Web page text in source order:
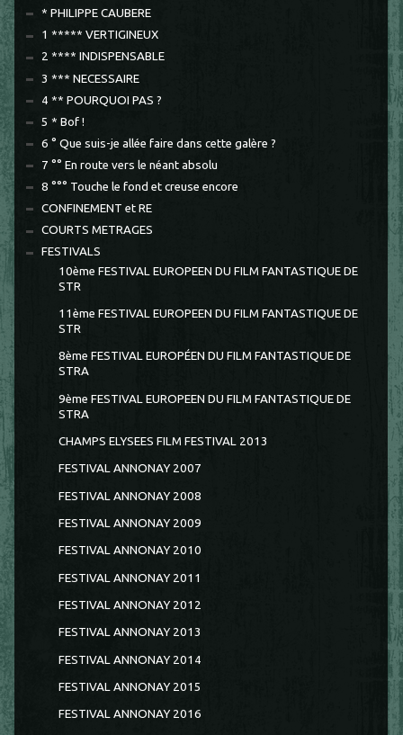
* PHILIPPE CAUBERE
1 ***** VERTIGINEUX
2 **** INDISPENSABLE
3 *** NECESSAIRE
4 ** POURQUOI PAS ?
5 * Bof !
6 ° Que suis-je allée faire dans cette galère ?
7 °° En route vers le néant absolu
8 °°° Touche le fond et creuse encore
CONFINEMENT et RE
COURTS METRAGES
FESTIVALS
10ème FESTIVAL EUROPEEN DU FILM FANTASTIQUE DE
STR
11ème FESTIVAL EUROPEEN DU FILM FANTASTIQUE DE
STR
8ème FESTIVAL EUROPÉEN DU FILM FANTASTIQUE DE
STRA
9ème FESTIVAL EUROPEEN DU FILM FANTASTIQUE DE
STRA
CHAMPS ELYSEES FILM FESTIVAL 2013
FESTIVAL ANNONAY 2007
FESTIVAL ANNONAY 2008
FESTIVAL ANNONAY 2009
FESTIVAL ANNONAY 2010
FESTIVAL ANNONAY 2011
FESTIVAL ANNONAY 2012
FESTIVAL ANNONAY 2013
FESTIVAL ANNONAY 2014
FESTIVAL ANNONAY 2015
FESTIVAL ANNONAY 2016